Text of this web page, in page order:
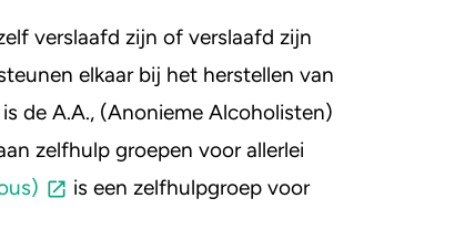
verslaafd zijn of verslaafd zijn
elkaar bij het herstellen van
de A.A., (Anonieme Alcoholisten)
zelfhulp groepen voor allerlei
is een zelfhulpgroep voor